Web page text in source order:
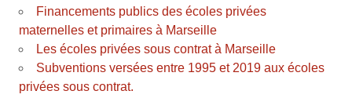
Financements publics des écoles privées
maternelles et primaires à Marseille
Les écoles privées sous contrat à Marseille
Subventions versées entre 1995 et 2019 aux écoles
privées sous contrat.